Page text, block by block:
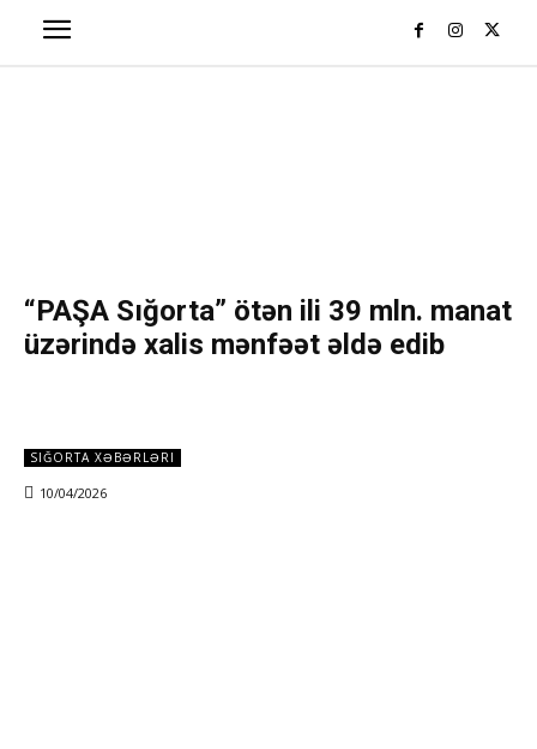
“PAŞA Sığorta” ötən ili 39 mln. manat
üzərində xalis mənfəət əldə edib
SIĞORTA XƏBƏRLƏRI
10/04/2026